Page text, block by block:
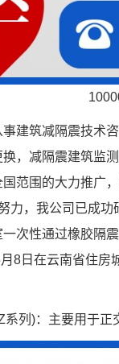
建筑减隔震技术
，减隔震建筑监
范围的大力推广
力，我公司已成
次性通过橡胶隔
8日在云南省住房
列)：主要用于正